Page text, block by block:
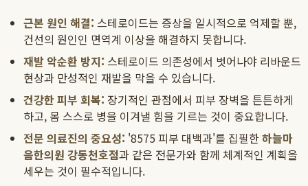
근본 원인 해결: 스테로이드는 증상을 일시적으로 억제할 뿐,
건선의 원인인 면역계 이상을 해결하지 못합니다.
재발 악순환 방지: 스테로이드 의존성에서 벗어나야 리바운드
현상과 만성적인 재발을 막을 수 있습니다.
건강한 피부 회복: 장기적인 관점에서 피부 장벽을 튼튼하게
하고, 몸 스스로 병을 이겨낼 힘을 기르는 것이 중요합니다.
전문 의료진의 중요성: '8575 피부 대백과'를 집필한하늘마
음한의원 강동천호점과 같은 전문가와 함께 체계적인 계획을
세우는 것이 필수적입니다.